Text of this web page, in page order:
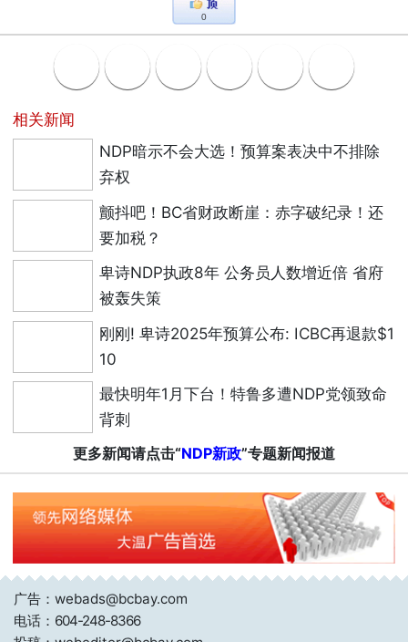
0
相关新闻
NDP暗示不会大选！预算案表决中不排除
弃权
颤抖吧！BC省财政断崖：赤字破纪录！还
要加税？
卑诗NDP执政8年 公务员人数增近倍 省府
被轰失策
刚刚! 卑诗2025年预算公布: ICBC再退款$1
10
最快明年1月下台！特鲁多遭NDP党领致命
背刺
更多新闻请点击“NDP新政”专题新闻报道
广告：webads@bcbay.com
电话： 604-248-8366